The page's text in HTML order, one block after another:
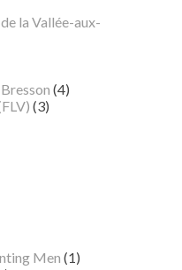
la Vallée-aux-
(4)
(3)
Men (1)